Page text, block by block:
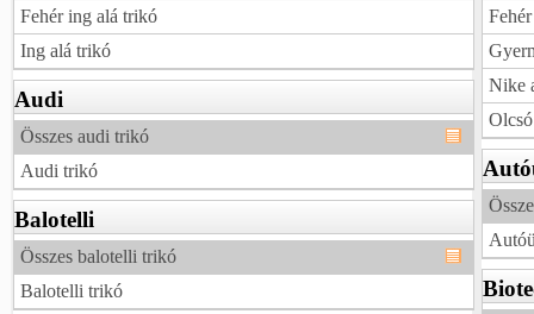
Fehér ing alá trikó
Ing alá trikó
Audi
Összes audi trikó
Audi trikó
Balotelli
Összes balotelli trikó
Balotelli trikó
Nike